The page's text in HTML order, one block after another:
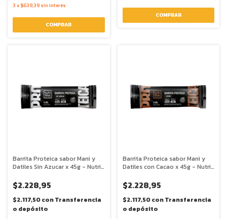
3 x $639,39 sin interés
Barrita Proteica sabor Mani y
Datiles Sin Azucar x 45g - Nutri
$2.228,95
$2.117,50conTransferencia
o depósito
Barrita Proteica sabor Mani y
Datiles con Cacao x 45g - Nutri
$2.228,95
$2.117,50conTransferencia
o depósito